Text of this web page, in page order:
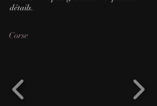
détails.
Corse